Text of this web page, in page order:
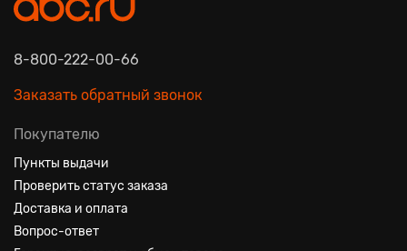
8-800-222-00-66
Заказать обратный звонок
Покупателю
Пункты выдачи
Проверить статус заказа
Доставка и оплата
Вопрос-ответ